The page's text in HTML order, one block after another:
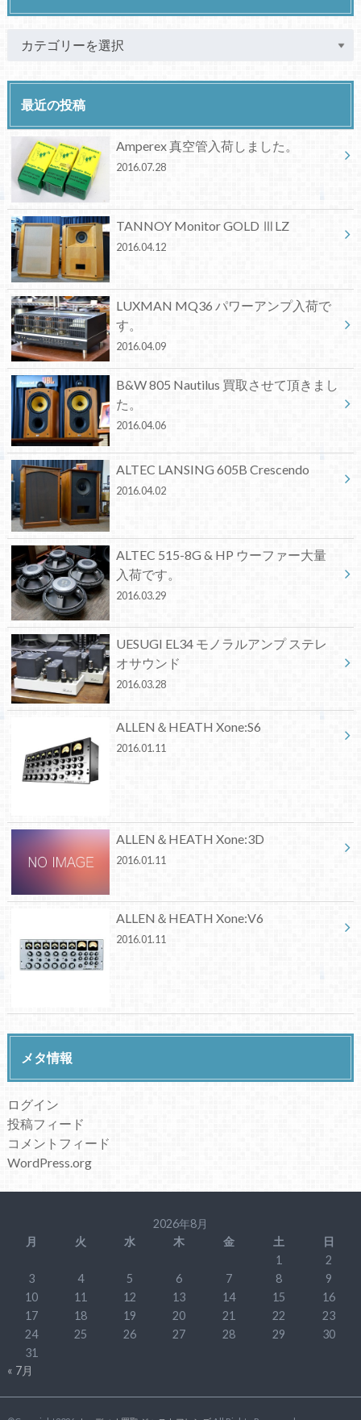
最近の投稿
Amperex 真空管入荷しました。
2016.07.28
TANNOY Monitor GOLD ⅢLZ
2016.04.12
LUXMAN MQ36 パワーアンプ入荷で
す。
2016.04.09
B&W 805 Nautilus 買取させて頂きまし
た。
2016.04.06
ALTEC LANSING 605B Crescendo
2016.04.02
ALTEC 515-8G & HP ウーファー大量
入荷です。
2016.03.29
UESUGI EL34 モノラルアンプ ステレ
オサウンド
2016.03.28
ALLEN＆HEATH Xone:S6
2016.01.11
ALLEN＆HEATH Xone:3D
2016.01.11
ALLEN＆HEATH Xone:V6
2016.01.11
メタ情報
ログイン
投稿フィード
コメントフィード
WordPress.org
2026年8月
月
火 水 木 金 土
日
1
2
3
4 5 6 7 8
9
10
11 12 13 14 15
16
17
18 19 20 21 22
23
24
25 26 27 28 29
30
31
« 7月